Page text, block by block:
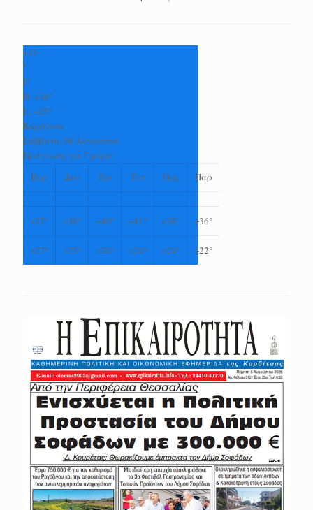
+35
°
C
H: +36°
L: +25°
Καρδίτσα
Σάββατο, 08 Αύγουστος
Πρόγνωση για 7 μέρες
Κυρ
Δευ Τρι Τετ Πεμ Παρ
+37° +38° +40° +41° +38° +36°
+27° +25° +24° +24° +24° +22°